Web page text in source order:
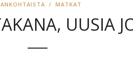
/ MATKAT
UUSIA